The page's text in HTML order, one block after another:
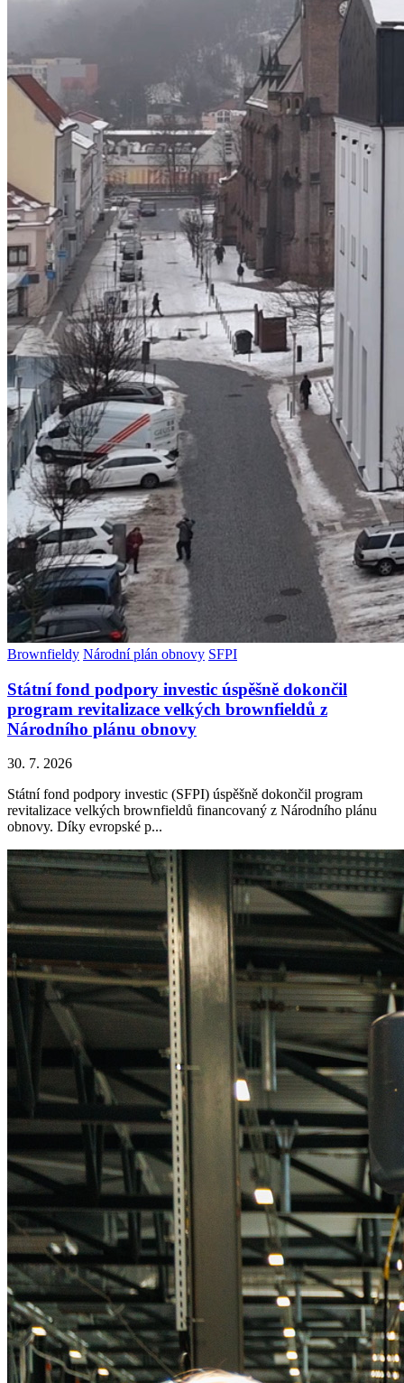
Brownfieldy Národní plán obnovy SFPI
Státní fond podpory investic úspěšně dokončil
program revitalizace velkých brownfieldů z
Národního plánu obnovy
30. 7. 2026
Státní fond podpory investic (SFPI) úspěšně dokončil program
revitalizace velkých brownfieldů financovaný z Národního plánu
obnovy. Díky evropské p...